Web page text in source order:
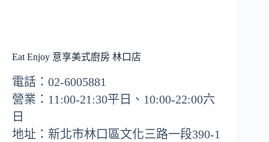
Eat Enjoy 意享美式廚房 林口店
電話：02-6005881
營業：11:00-21:30平日、10:00-22:00六
日
地址：新北市林口區文化三路一段390-1